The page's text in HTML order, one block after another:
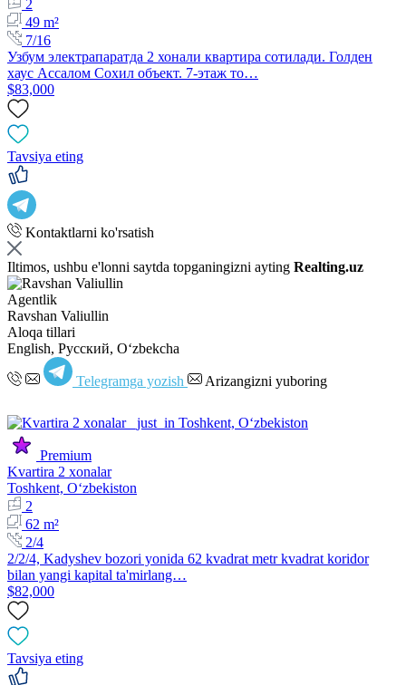
2
49 m²
7/16
Узбум электрапаратда 2 хонали квартира сотилади. Голден
хаус Ассалом Сохил объект. 7-этаж то…
$83,000
Tavsiya eting
Kontaktlarni ko'rsatish
Iltimos, ushbu e'lonni saytda topganingizni ayting Realting.uz
Agentlik
Ravshan Valiullin
Aloqa tillari
English, Русский, Oʻzbekcha
Telegramga yozish Arizangizni yuboring
Premium
Kvartira 2 xonalar
Toshkent, Oʻzbekiston
2
62 m²
2/4
2/2/4, Kadyshev bozori yonida 62 kvadrat metr kvadrat koridor
bilan yangi kapital ta'mirlang…
$82,000
Tavsiya eting